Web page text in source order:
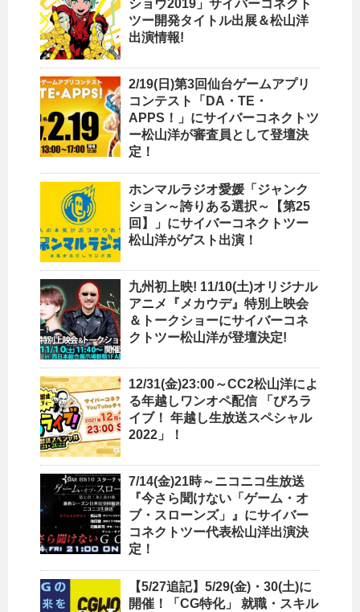
ショウ2019」サイバーコネクト
ツー開発タイトル出展＆松山洋
出演情報!
2/19(日)第3回仙台ゲームアプリ
コンテスト「DA・TE・
APPS！」にサイバーコネクトツ
ー松山洋が審査員として登壇決
定！
ホンマルラジオ愛媛「ジャンク
ション～誇りある選択～【第25
回】」にサイバーコネクトツー
松山洋がゲスト出演！
九州初上映! 11/10(土)オリジナル
アニメ『メカウデ』特別上映会
＆トークショーにサイバーコネ
クトツー松山洋が登壇決定!
12/31(金)23:00～CC2松山洋によ
る年越しワンオペ配信 「ぴろラ
イブ！ 年越し生放送スペシャル
2022」！
7/14(金)21時～ニコニコ生放送
『今さら聞けない「ゲーム・オ
ブ・スローンズ」』にサイバー
コネクトツー代表松山洋出演決
定！
【5/27追記】5/29(金)・30(土)に
開催！「CG特化」 就職・スキル